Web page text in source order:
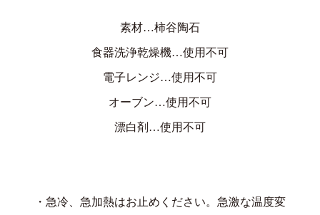
素材…柿谷陶石
食器洗浄乾燥機…使用不可
電子レンジ…使用不可
オーブン…使用不可
漂白剤…使用不可
・急冷、急加熱はお止めください。急激な温度変